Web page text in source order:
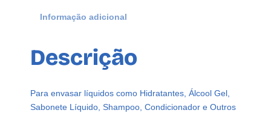
Informação adicional
Descrição
Para envasar líquidos como Hidratantes, Álcool Gel,
Sabonete Líquido, Shampoo, Condicionador e Outros